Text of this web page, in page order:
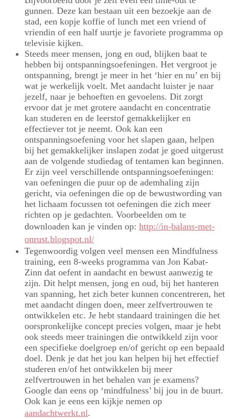
gunnen. Deze kan bestaan uit een bezoekje aan de
stad, een kopje koffie of lunch met een vriend of
vriendin of een half uurtje je favoriete programma op
televisie kijken.
Steeds meer mensen, jong en oud, blijken baat te
hebben bij ontspanningsoefeningen. Het vergroot je
ontspanning, brengt je meer in het ‘hier en nu’ en bij
wat je werkelijk voelt. Met aandacht luister je naar
jezelf, naar je behoeften en gevoelens. Dit zorgt
ervoor dat je met grotere aandacht en concentratie
kan studeren en de leerstof gemakkelijker en
effectiever tot je neemt. Ook kan een
ontspanningsoefening voor het slapen gaan, helpen
bij het gemakkelijker inslapen zodat je goed uitgerust
aan de volgende studiedag of tentamen kan beginnen.
Er zijn veel verschillende ontspanningsoefeningen:
van oefeningen die puur op de ademhaling zijn
gericht, via oefeningen die op de bewustwording van
het lichaam focussen tot oefeningen die zich meer
richten op je gedachten. Voorbeelden om te
downloaden kan je vinden op: http://in-balans-met-
onrust.blogspot.nl/
Tegenwoordig volgen veel mensen een Mindfulness
training, een 8-weeks programma van Jon Kabat-
Zinn dat oefent in aandacht en bewust aanwezig te
zijn. Dit helpt mensen, jong en oud, bij het hanteren
van spanning, het zich beter kunnen concentreren, het
met aandacht dingen doen, meer zelfvertrouwen te
ontwikkelen etc. Je hebt standaard trainingen die het
oorspronkelijke concept precies volgen, maar je hebt
ook steeds meer trainingen die ontwikkeld zijn voor
een specifieke doelgroep en/of gericht op een bepaald
doel. Denk je dat het jou kan helpen bij het effectief
studeren en/of het ontwikkelen bij meer
zelfvertrouwen in het behalen van je examens?
Google dan eens op ‘mindfulness’ bij jou in de buurt.
Ook kan je eens een kijkje nemen op
aandachtwerkt.nl.